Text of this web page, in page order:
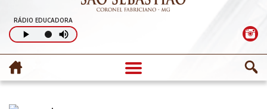
RÁDIO EDUCADORA